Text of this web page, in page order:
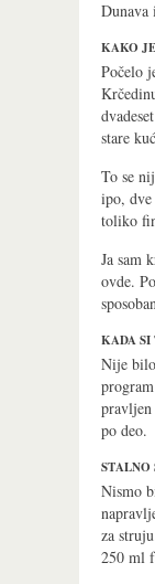
Dunava
KAKO
Počelo
stare
To se
ipo,
toliko
Ja sam
ovde.
KADA SI
Nije
pravljen
po deo.
STALNO
Nismo
za
250 ml